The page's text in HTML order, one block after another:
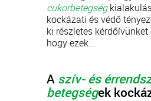
cukorbetegség
kockázati és védő
ki részletes
hogy ezek...
A szív- és
betegségek